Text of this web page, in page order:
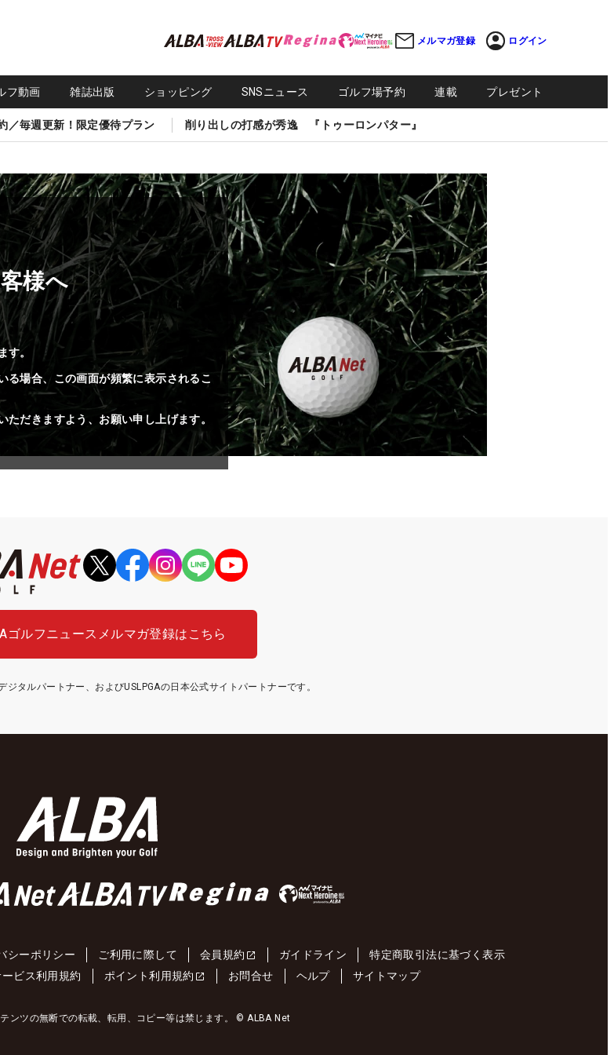
メルマガ登録 ログイン
フ動画 雑誌出版 ショッピング SNSニュース ゴルフ場予約 連載 プレゼント
／毎週更新！限定優待プラン 削り出しの打感が秀逸 『トゥーロンパター』
様へ
す。
る場合、この画面が頻繁に表示されるこ
だきますよう、お願い申し上げます。
ゴルフニュース メルマガ登録はこちら
ジタルパートナー、およびUSLPGAの日本公式サイトパートナーです。
シーポリシー ご利用に際して 会員規約 ガイドライン
特定商取引法に基づく表示
ビス利用規約 ポイント利用規約 お問合せ ヘルプ サイトマップ
ンツの無断での転載、転用、コピー等は禁じます。 © ALBA Net